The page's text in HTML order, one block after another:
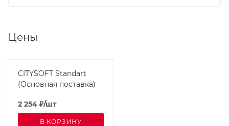
Цены
CITYSOFT Standart
(Основная поставка)
2 254 ₽/шт
В КОРЗИНУ